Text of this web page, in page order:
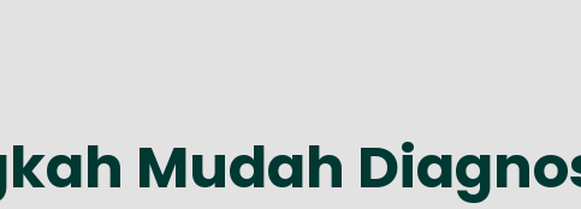
Mudah